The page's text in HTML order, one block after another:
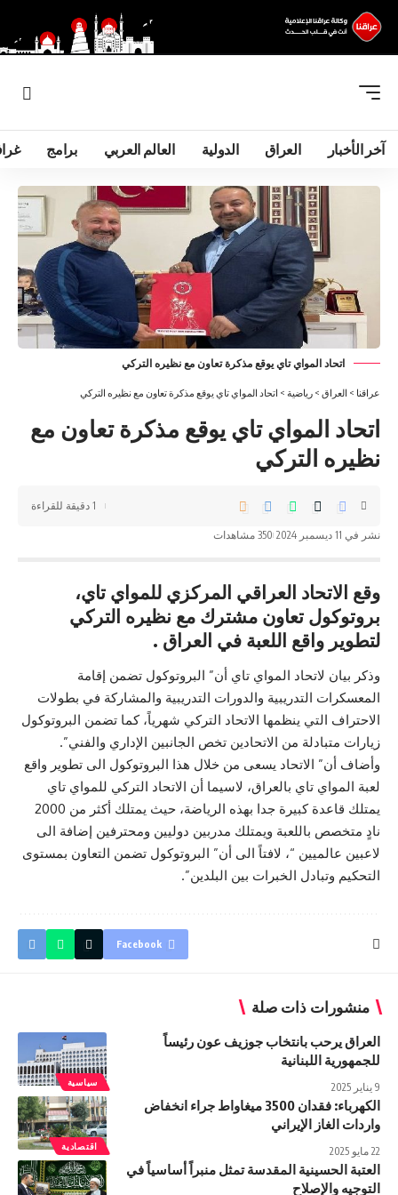
آخر الأخبار العراق الدولية العالم العربي برامج
اتحاد المواي تاي يوقع مذكرة تعاون مع نظيره التركي
عراقنا > العراق > رياضية > اتحاد المواي تاي يوقع مذكرة تعاون مع نظيره التركي
اتحاد المواي تاي يوقع مذكرة تعاون مع
نظيره التركي
نشر في 11 ديسمبر 2024 350 مشاهدات
1 دقيقة للقراءة
وقع الاتحاد العراقي المركزي للمواي تاي،
بروتوكول تعاون مشترك مع نظيره التركي
لتطوير واقع اللعبة في العراق .
وذكر بيان لاتحاد المواي تاي أن” البروتوكول تضمن إقامة
المعسكرات التدريبية والدورات التدريبية والمشاركة في بطولات
الاحتراف التي ينظمها الاتحاد التركي شهرياً، كما تضمن البروتوكول
زيارات متبادلة من الاتحادين تخص الجانبين الإداري والفني”.
وأضاف أن” الاتحاد يسعى من خلال هذا البروتوكول الى تطوير واقع
لعبة المواي تاي بالعراق، لاسيما أن الاتحاد التركي للمواي تاي
يمتلك قاعدة كبيرة جدا بهذه الرياضة، حيث يمتلك أكثر من 2000
نادٍ متخصص باللعبة ويمتلك مدربين دوليين ومحترفين إضافة الى
لاعبين عالميين “، لافتاً الى أن” البروتوكول تضمن التعاون بمستوى
التحكيم وتبادل الخبرات بين البلدين”.
Facebook
منشورات ذات صلة
سياسية
العراق يرحب بانتخاب جوزيف عون رئيساً
للجمهورية اللبنانية
9 يناير 2025
اقتصادية
الكهرباء: فقدان 3500 ميغاواط جراء انخفاض
واردات الغاز الإيراني
22 مايو 2025
العتبة الحسينية المقدسة تمثل منبراً أساسياً في
التوجيه والإصلاح